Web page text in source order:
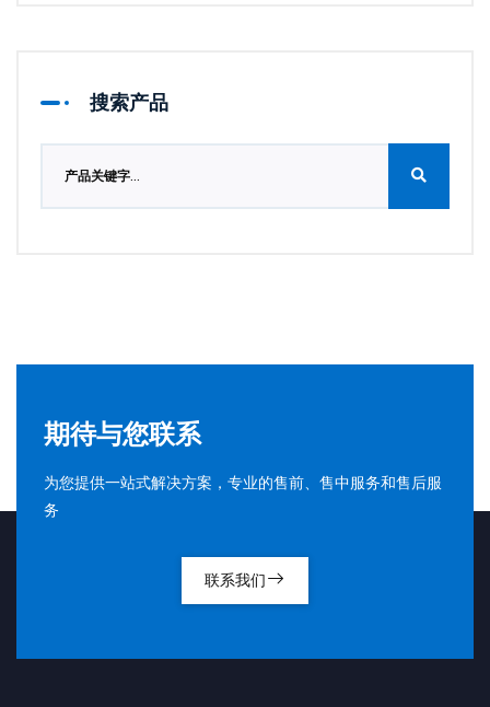
搜索产品
期待与您联系
为您提供一站式解决方案，专业的售前、售中服务和售后服
务
联系我们